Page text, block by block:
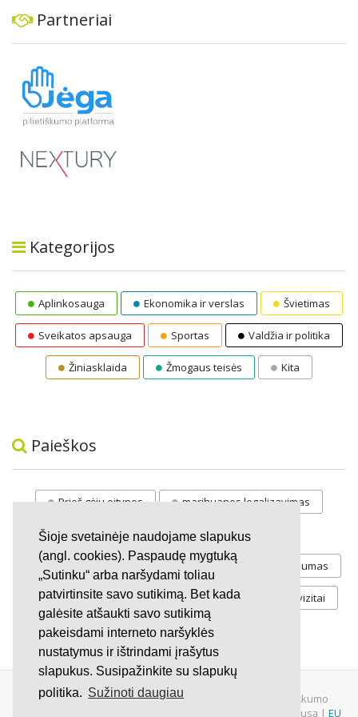
Šioje svetainėje naudojame slapukus
(angl. cookies). Paspaudę mygtuką
„Sutinku“ arba naršydami toliau
patvirtinsite savo sutikimą. Bet kada
galėsite atšaukti savo sutikimą
pakeisdami interneto naršyklės
nustatymus ir ištrindami įrašytus
slapukus. Susipažinkite su slapukų
politika. Sužinoti daugiau
Partneriai
Kategorijos
Aplinkosauga Ekonomika ir verslas Švietimas
Sveikatos apsauga Sportas Valdžia ir politika
Žiniasklaida Žmogaus teisės Kita
Paieškos
Prieš gėju eitynes marihuanos legalizavimas
STOP vaiku atemimas
Pilnos moksleivių vasaros atostogos referendumas
Keliu jaunystės Valandos Rekvizitai
Investicijos
© 2007 - 2026 Ne pelno siekianti organizacija VŠĮ "Pilietiškumo
platformos" į.k. 305719586. Įstaiga turi paramos gavėjo statusą | EU